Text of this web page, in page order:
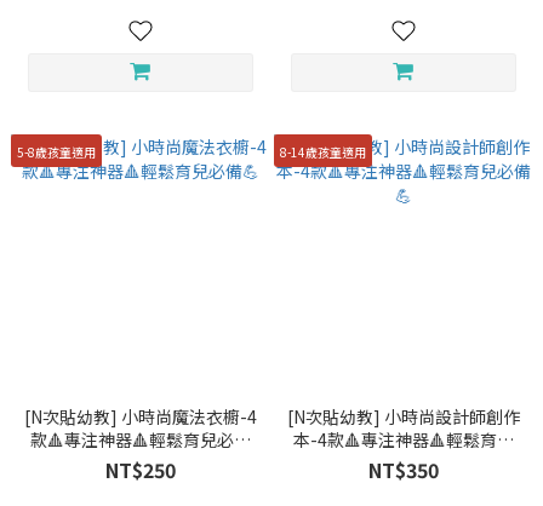
5-8歲孩童適用
[N次貼幼教] 小時尚魔法衣櫥-4
款🔺專注神器🔺輕鬆育兒必備
💪
NT$250
8-14歲孩童適用
[N次貼幼教] 小時尚設計師創作
本-4款🔺專注神器🔺輕鬆育兒
必備💪
NT$350